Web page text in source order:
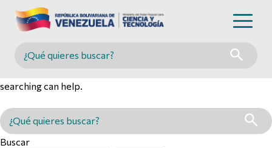
Buscar en MINCYT
searching can help.
Buscar en MINCYT
Buscar